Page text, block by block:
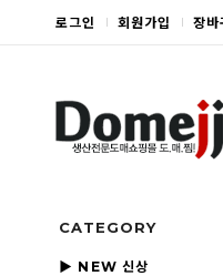
로그인 회원가입 장바
CATEGORY
▶ NEW 신상